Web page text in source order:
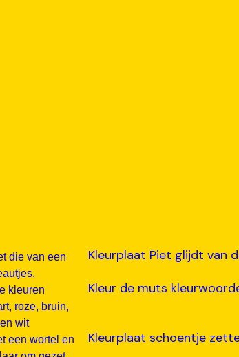
Kleurplaat Piet glijdt van
Kleur de muts
Kleurplaat schoentje